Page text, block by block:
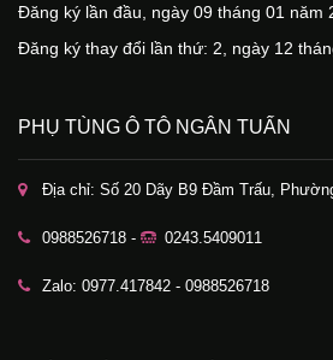
Đăng ký lần đầu, ngày 09 tháng 01 năm
Đăng ký thay đổi lần thứ: 2, ngày 12
PHỤ TÙNG Ô TÔ NGÂN TUẤN
Địa chỉ: Số 20 Dãy B9 Đầm Trấu,
0988526718 - 0243.5409011
Zalo: 0977.417842 - 0988526718